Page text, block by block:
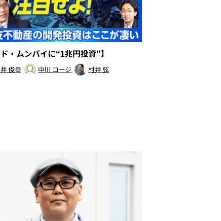
ド・ムンバイに“1兆円投資”】
俊幸 中川 コージ 村井 弦